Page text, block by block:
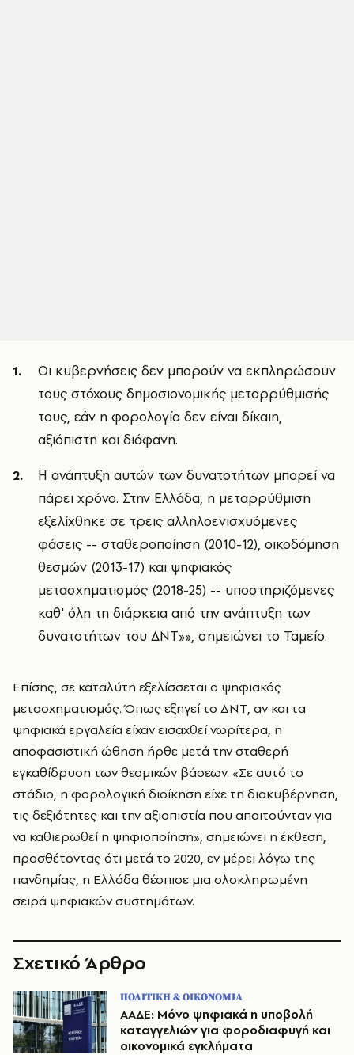
Οι κυβερνήσεις δεν μπορούν να εκπληρώσουν
τους στόχους δημοσιονομικής μεταρρύθμισής
τους, εάν η φορολογία δεν είναι δίκαιη,
αξιόπιστη και διάφανη.
Η ανάπτυξη αυτών των δυνατοτήτων μπορεί να
πάρει χρόνο. Στην Ελλάδα, η μεταρρύθμιση
εξελίχθηκε σε τρεις αλληλοενισχυόμενες
φάσεις -- σταθεροποίηση (2010-12), οικοδόμηση
θεσμών (2013-17) και ψηφιακός
μετασχηματισμός (2018-25) -- υποστηριζόμενες
καθ' όλη τη διάρκεια από την ανάπτυξη των
δυνατοτήτων του ΔΝΤ»», σημειώνει το Ταμείο.
Επίσης, σε καταλύτη εξελίσσεται ο ψηφιακός
μετασχηματισμός. Όπως εξηγεί το ΔΝΤ, αν και τα
ψηφιακά εργαλεία είχαν εισαχθεί νωρίτερα, η
αποφασιστική ώθηση ήρθε μετά την σταθερή
εγκαθίδρυση των θεσμικών βάσεων. «Σε αυτό το
στάδιο, η φορολογική διοίκηση είχε τη διακυβέρνηση,
τις δεξιότητες και την αξιοπιστία που απαιτούνταν για
να καθιερωθεί η ψηφιοποίηση», σημειώνει η έκθεση,
προσθέτοντας ότι μετά το 2020, εν μέρει λόγω της
πανδημίας, η Ελλάδα θέσπισε μια ολοκληρωμένη
σειρά ψηφιακών συστημάτων.
Σχετικό Άρθρο
ΠΟΛΙΤΙΚΗ & ΟΙΚΟΝΟΜΙΑ
ΑΑΔΕ: Μόνο ψηφιακά η υποβολή
καταγγελιών για φοροδιαφυγή και
οικονομικά εγκλήματα